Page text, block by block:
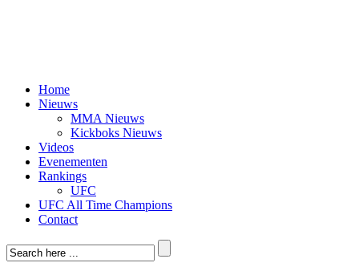
Home
Nieuws
MMA Nieuws
Kickboks Nieuws
Videos
Evenementen
Rankings
UFC
UFC All Time Champions
Contact